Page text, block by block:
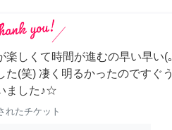
楽しくて時間が進むの早い早い(
た(笑) 凄く明るかったのですぐ
ました♪☆
れたチケット